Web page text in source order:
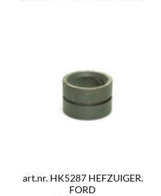
art.nr. HK5287 HEFZUIGER.
FORD